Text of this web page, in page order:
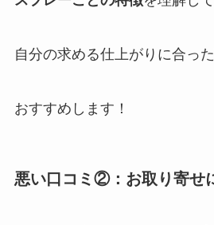
自分の求める仕上がりに合っ
おすすめします！
悪い口コミ②：お取り寄せ